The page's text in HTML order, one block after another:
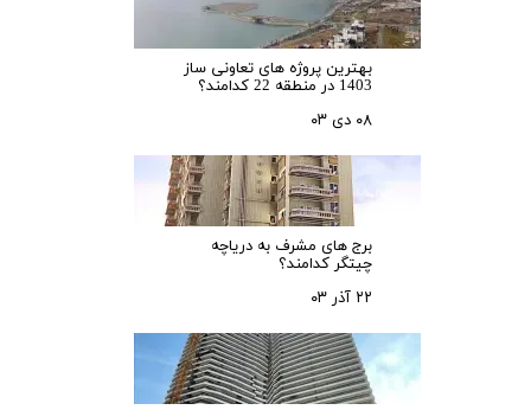
بهترین پروژه های تعاونی ساز
1403 در منطقه 22 کدامند؟
۰۸ دی ۰۳
برج های مشرف به دریاچه
چیتگر کدامند؟
۲۲ آذر ۰۳